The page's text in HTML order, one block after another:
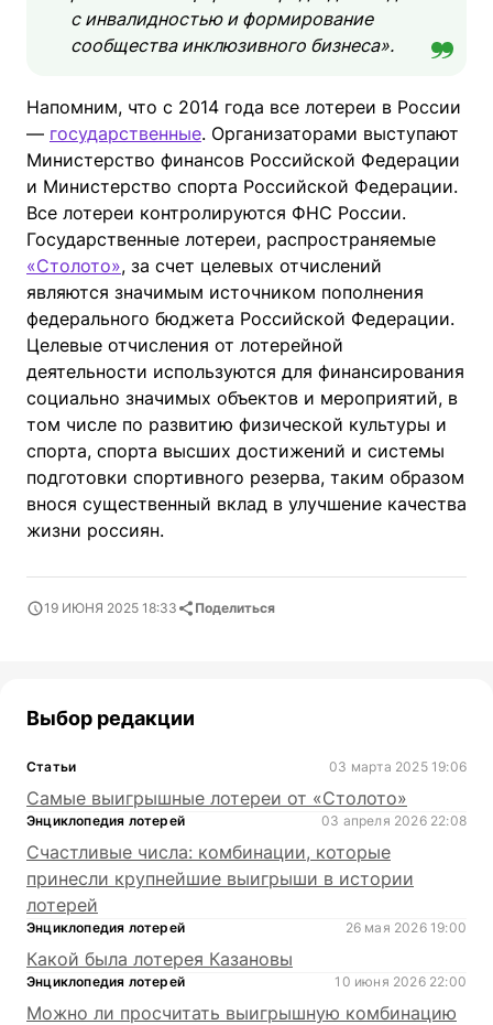
с инвалидностью и формирование
сообщества инклюзивного бизнеса».
Напомним, что с 2014 года все лотереи в России
— государственные. Организаторами выступают
Министерство финансов Российской Федерации
и Министерство спорта Российской Федерации.
Все лотереи контролируются ФНС России.
Государственные лотереи, распространяемые
«Столото», за счет целевых отчислений
являются значимым источником пополнения
федерального бюджета Российской Федерации.
Целевые отчисления от лотерейной
деятельности используются для финансирования
социально значимых объектов и мероприятий, в
том числе по развитию физической культуры и
спорта, спорта высших достижений и системы
подготовки спортивного резерва, таким образом
внося существенный вклад в улучшение качества
жизни россиян.
19 ИЮНЯ 2025 18:33 Поделиться
Выбор редакции
Статьи 03 марта 2025 19:06
Самые выигрышные лотереи от «Столото»
Энциклопедия лотерей 03 апреля 2026 22:08
Счастливые числа: комбинации, которые
принесли крупнейшие выигрыши в истории
лотерей
Энциклопедия лотерей 26 мая 2026 19:00
Какой была лотерея Казановы
Энциклопедия лотерей 10 июня 2026 22:00
Можно ли просчитать выигрышную комбинацию